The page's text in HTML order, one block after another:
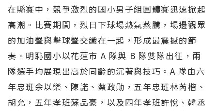
在縣賽中，競爭激烈的國小男子組團體賽迅速掀起
高潮。比賽期間，烈日下球場熱氣蒸騰，場邊觀眾
的加油聲與擊球聲交織在一起，形成最震撼的節
奏。明恥國小以花蓮市 A 隊與 B 隊雙隊出征，兩
隊選手均展現出高於同齡的沉著與技巧。A 隊由六
年忠班余以樂、陳諾、蔡政勛，五年忠班林芮楷、
胡允，五年孝班蘇品豪，以及四年孝班許悅、韓丞